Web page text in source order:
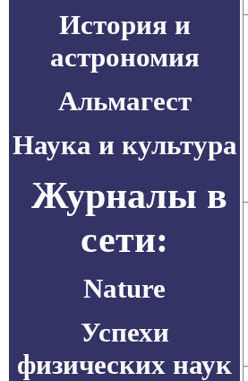
История и
астрономия
Альмагест
Наука и культура
Журналы в
сети:
Nature
Успехи
физических наук